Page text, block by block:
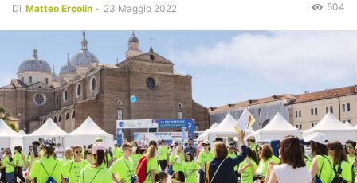
Di Matteo Ercolin - 23 Maggio 2022 604